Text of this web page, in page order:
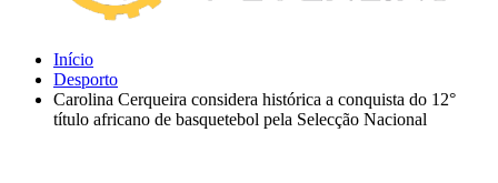
Início
Desporto
Carolina Cerqueira considera histórica a conquista do 12°
título africano de basquetebol pela Selecção Nacional